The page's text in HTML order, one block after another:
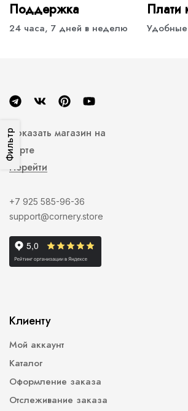
Фильтр
Поддержка
24 часа, 7 дней в неделю
Плати
Показать магазин на
карте
Перейти
+7 925 585-96-36
support@cornery.store
Клиенту
Мой аккаунт
Каталог
Оформление заказа
Отслеживание заказа